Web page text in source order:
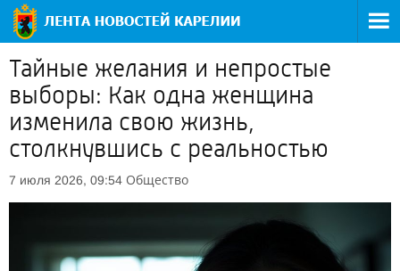
Тайные желания и непростые
выборы: Как одна женщина
изменила свою жизнь,
столкнувшись с реальностью
7 июля 2026, 09:54 Общество